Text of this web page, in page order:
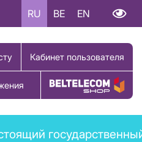
RU BE EN
Кабинет пользователя
Купить товар